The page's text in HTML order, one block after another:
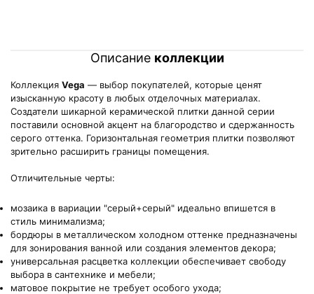
Описание коллекции
Коллекция Vega — выбор покупателей, которые ценят
изысканную красоту в любых отделочных материалах.
Создатели шикарной керамической плитки данной серии
поставили основной акцент на благородство и сдержанность
серого оттенка. Горизонтальная геометрия плитки позволяют
зрительно расширить границы помещения.
Отличительные черты:
мозаика в вариации "серый+серый" идеально впишется в
стиль минимализма;
бордюры в металлическом холодном оттенке предназначены
для зонирования ванной или создания элементов декора;
универсальная расцветка коллекции обеспечивает свободу
выбора в сантехнике и мебели;
матовое покрытие не требует особого ухода;